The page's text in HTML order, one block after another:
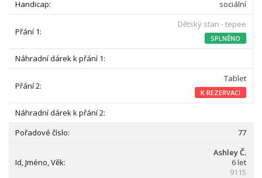
sociální
Dětský stan - tepee
SPLNĚNO
Tablet
K REZERVACI
77
Ashley Č.
6 let
9115